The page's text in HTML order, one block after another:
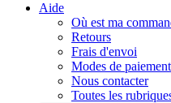
Aide
Où est ma
Retours
Frais d'envoi
Modes de paiement
Nous contacter
Toutes les